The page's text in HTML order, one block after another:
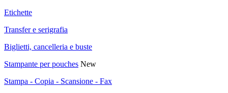
Etichette
Transfer e serigrafia
Biglietti, cancelleria e buste
Stampante per pouches New
Stampa - Copia - Scansione - Fax